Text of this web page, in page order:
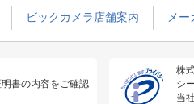
ビックカメラ店舗案内 メ
書の内容をご確認
株
シ
当